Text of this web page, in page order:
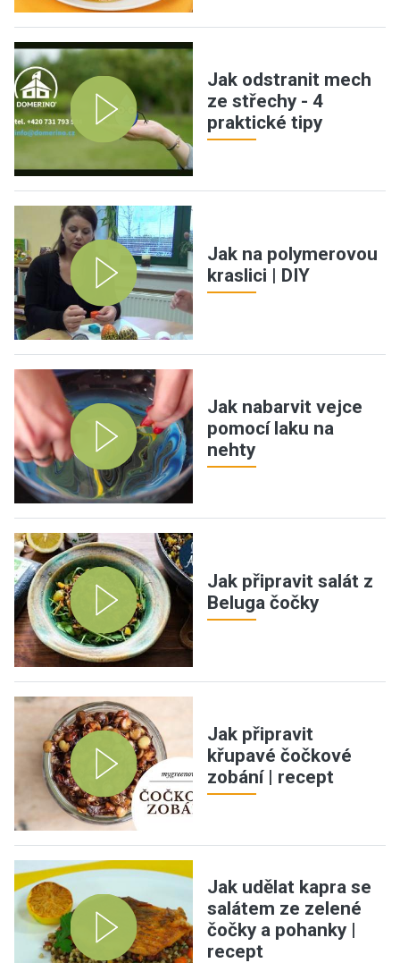
Jak odstranit mech
ze střechy - 4
praktické tipy
Jak na polymerovou
kraslici | DIY
Jak nabarvit vejce
pomocí laku na
nehty
Jak připravit salát z
Beluga čočky
Jak připravit
křupavé čočkové
zobání | recept
Jak udělat kapra se
salátem ze zelené
čočky a pohanky |
recept